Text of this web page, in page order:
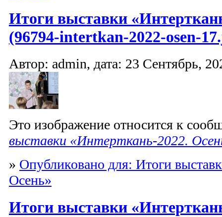
Итоги выставки
(96794-intertkan-2022-osen-
Автор: admin, дата: 23 Сентябрь,
Это изображение относится к
выставки «Интерткань-2022.
» Опубликовано для: Итоги
Осень»
Итоги выставки